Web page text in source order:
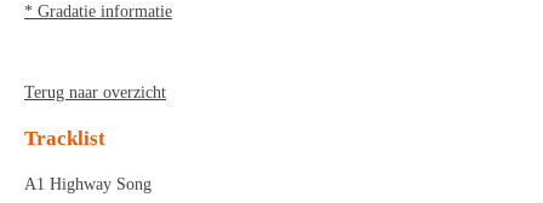
* Gradatie informatie
Terug naar overzicht
Tracklist
A1 Highway Song